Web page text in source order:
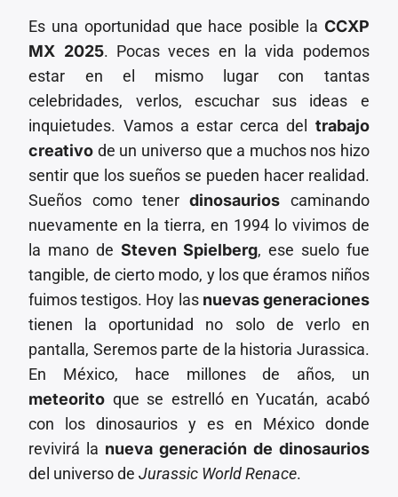
Es una oportunidad que hace posible la CCXP
MX 2025. Pocas veces en la vida podemos
estar en el mismo lugar con tantas
celebridades, verlos, escuchar sus ideas e
inquietudes. Vamos a estar cerca del trabajo
creativo de un universo que a muchos nos hizo
sentir que los sueños se pueden hacer realidad.
Sueños como tenerdinosaurios caminando
nuevamente en la tierra, en 1994 lo vivimos de
la mano de Steven Spielberg, ese suelo fue
tangible, de cierto modo, y los que éramos niños
fuimos testigos. Hoy las nuevas generaciones
tienen la oportunidad no solo de verlo en
pantalla, Seremos parte de la historia Jurassica.
En México, hace millones de años, un
meteorito que se estrelló en Yucatán, acabó
con los dinosaurios y es en México donde
revivirá la nueva generación de dinosaurios
del universo deJurassic World Renace.